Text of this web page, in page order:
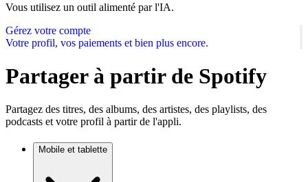
Vous utilisez un outil alimenté par l'IA.
Gérez votre compte
Votre profil, vos paiements et bien plus encore.
Partager à partir de Spotify
Partagez des titres, des albums, des artistes, des playlists, des
podcasts et votre profil à partir de l'appli.
Mobile et tablette